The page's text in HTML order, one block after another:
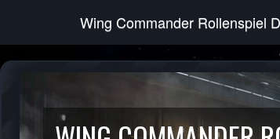
Wing Commander Rollenspiel